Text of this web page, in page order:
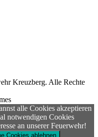
Kreuzberg. Alle Rechte
alle Cookies akzeptieren
notwendigen Cookies
an unserer Feuerwehr!
Cookies ablehnen